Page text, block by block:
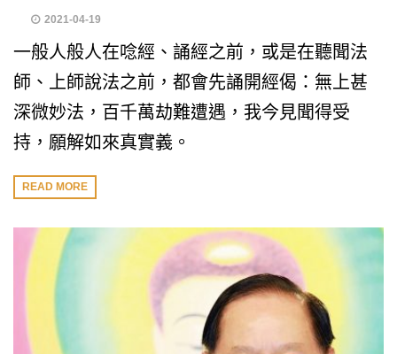
2021-04-19
一般人般人在唸經、誦經之前，或是在聽聞法
師、上師說法之前，都會先誦開經偈：無上甚
深微妙法，百千萬劫難遭遇，我今見聞得受
持，願解如來真實義。
READ MORE